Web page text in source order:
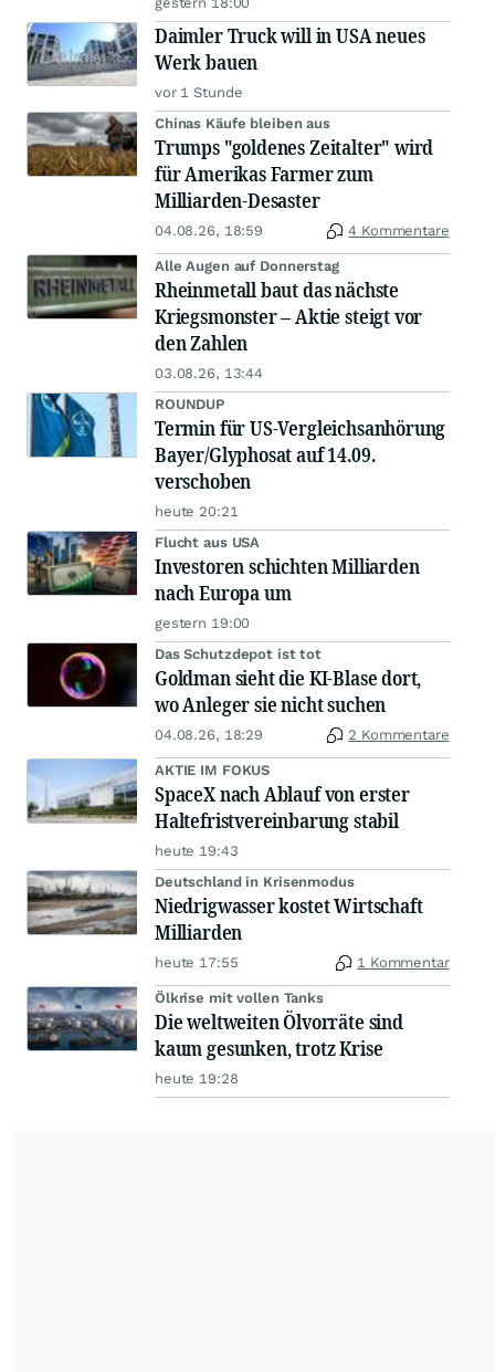
Daimler Truck will in USA neues
Werk bauen
vor 1 Stunde
Chinas Käufe bleiben aus
Trumps "goldenes Zeitalter" wird
für Amerikas Farmer zum
Milliarden-Desaster
04.08.26, 18:59 4 Kommentare
Alle Augen auf Donnerstag
Rheinmetall baut das nächste
Kriegsmonster – Aktie steigt vor
den Zahlen
03.08.26, 13:44
ROUNDUP
Termin für US-Vergleichsanhörung
Bayer/Glyphosat auf 14.09.
verschoben
heute 20:21
Flucht aus USA
Investoren schichten Milliarden
nach Europa um
gestern 19:00
Das Schutzdepot ist tot
Goldman sieht die KI-Blase dort,
wo Anleger sie nicht suchen
04.08.26, 18:29 2 Kommentare
AKTIE IM FOKUS
SpaceX nach Ablauf von erster
Haltefristvereinbarung stabil
heute 19:43
Deutschland in Krisenmodus
Niedrigwasser kostet Wirtschaft
Milliarden
heute 17:55 1 Kommentar
Ölkrise mit vollen Tanks
Die weltweiten Ölvorräte sind
kaum gesunken, trotz Krise
heute 19:28